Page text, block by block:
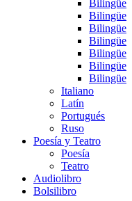
Bilingüe
Bilingüe
Bilingüe
Bilingüe
Bilingüe
Bilingüe
Bilingüe
Italiano
Latín
Portugués
Ruso
Poesía y Teatro
Poesía
Teatro
Audiolibro
Bolsilibro